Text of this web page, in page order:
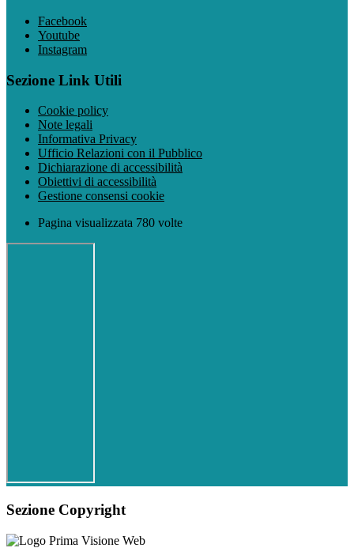
Facebook
Youtube
Instagram
Sezione Link Utili
Cookie policy
Note legali
Informativa Privacy
Ufficio Relazioni con il Pubblico
Dichiarazione di accessibilità
Obiettivi di accessibilità
Gestione consensi cookie
Pagina visualizzata 780 volte
Sezione Copyright